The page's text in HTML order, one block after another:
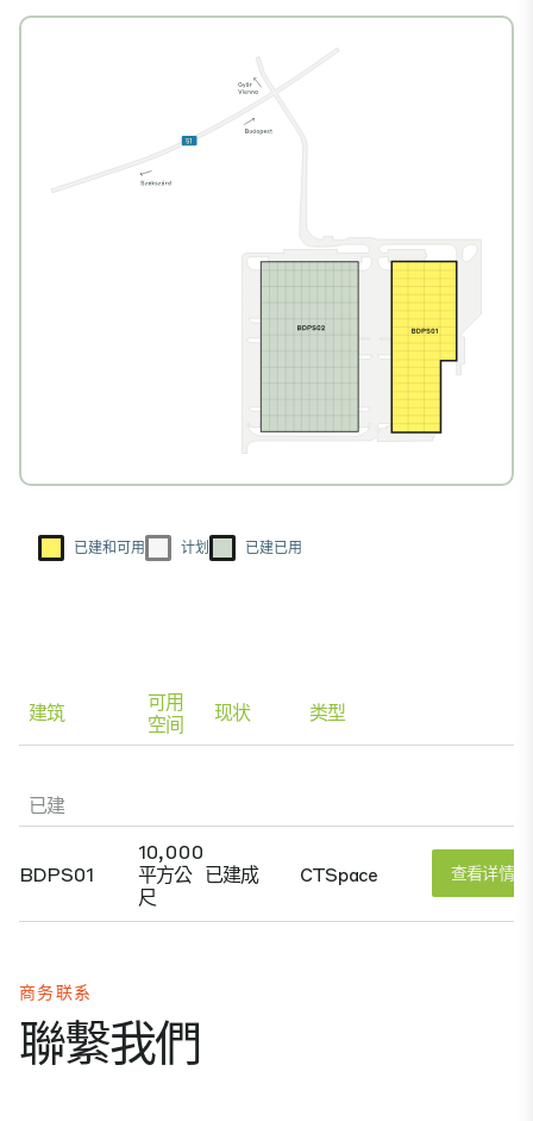
已建和可用 计划 已建已用
建筑
可用
空间
现状 类型
已建
BDPS01
10,000
平方公
尺
已建成 CTSpace 查看详情
商务联系
聯繫我們